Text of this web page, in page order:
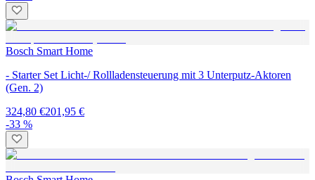
Bosch Smart Home
- Starter Set Licht-/ Rollladensteuerung mit 3 Unterputz-Aktoren
(Gen. 2)
324,80 €201,95 €
-33 %